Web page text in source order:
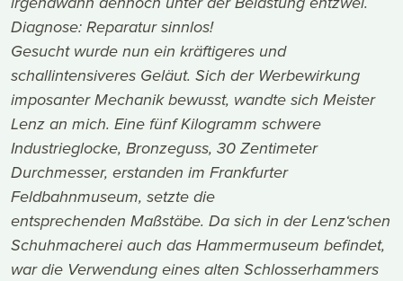
Diagnose: Reparatur sinnlos!
Gesucht wurde nun ein kräftigeres und
schallintensiveres Geläut. Sich der Werbewirkung
imposanter Mechanik bewusst, wandte sich Meister
Lenz an mich. Eine fünf Kilogramm schwere
Industrieglocke, Bronzeguss, 30 Zentimeter
Durchmesser, erstanden im Frankfurter
Feldbahnmuseum, setzte die
entsprechenden Maßstäbe. Da sich in der Lenz‘schen
Schuhmacherei auch das Hammermuseum befindet,
war die Verwendung eines alten Schlosserhammers